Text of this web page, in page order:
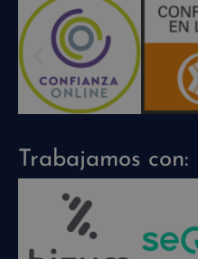
Trabajamos con: